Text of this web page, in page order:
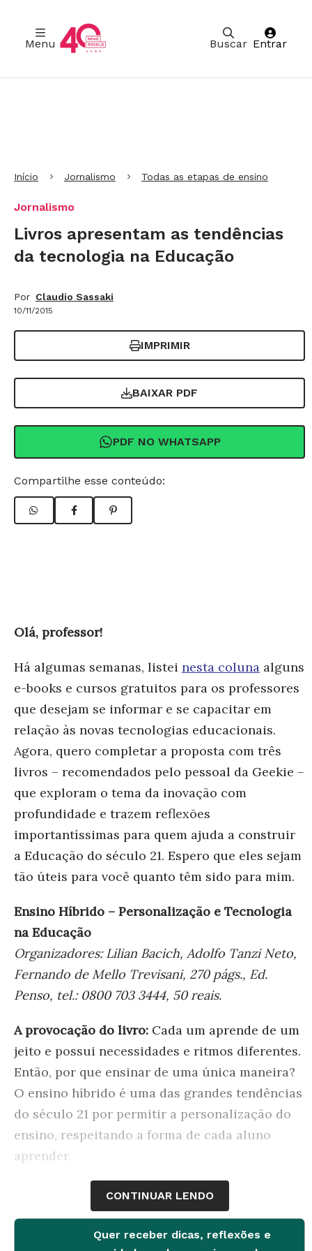
Buscar
Menu Entrar
Início Jornalismo Todas as etapas de ensino
Jornalismo
Livros apresentam as tendências
da tecnologia na Educação
Por Claudio Sassaki
10/11/2015
IMPRIMIR
BAIXAR PDF
PDF NO WHATSAPP
Compartilhe esse conteúdo:
Olá, professor!
Há algumas semanas, listei nesta coluna alguns
e-books e cursos gratuitos para os professores
que desejam se informar e se capacitar em
relação às novas tecnologias educacionais.
Agora, quero completar a proposta com três
livros – recomendados pelo pessoal da Geekie –
que exploram o tema da inovação com
profundidade e trazem reflexões
importantíssimas para quem ajuda a construir
a Educação do século 21. Espero que eles sejam
tão úteis para você quanto têm sido para mim.
Ensino Híbrido – Personalização e Tecnologia
na Educação
Organizadores: Lilian Bacich, Adolfo Tanzi Neto,
Fernando de Mello Trevisani, 270 págs., Ed.
Penso, tel.: 0800 703 3444, 50 reais.
A provocação do livro: Cada um aprende de um
jeito e possui necessidades e ritmos diferentes.
Então, por que ensinar de uma única maneira?
O ensino híbrido é uma das grandes tendências
do século 21 por permitir a personalização do
ensino, respeitando a forma de cada aluno
aprender.
Por que é bacana:Como explica Rita André,
assessora pedagógica da Geekie que indicou o
O termo ‘híbrido’ significa misturado,
CONTINUAR LENDO
Quer receber dicas, reflexões e